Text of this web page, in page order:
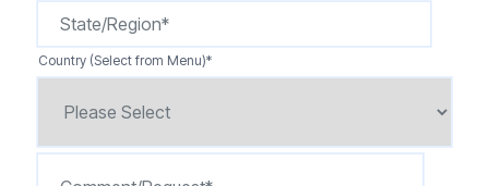
Country (Select from Menu)*